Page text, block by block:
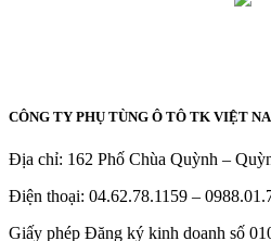
CÔNG TY PHỤ TÙNG Ô TÔ TK VIỆT
Địa chỉ: 162 Phố Chùa Quỳnh –
Điện thoại: 04.62.78.1159 –
Giấy phép Đăng ký kinh doanh số